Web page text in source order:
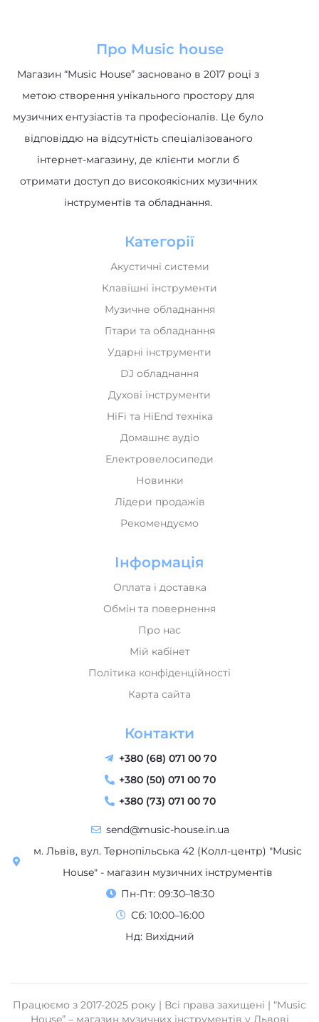
Про Music house
Магазин “Music House” засновано в 2017 році з
метою створення унікального простору для
музичних ентузіастів та професіоналів. Це було
відповіддю на відсутність спеціалізованого
інтернет-магазину, де клієнти могли б
отримати доступ до високоякісних музичних
інструментів та обладнання.
Категорії
Акустичні системи
Клавішні інструменти
Музичне обладнання
Гітари та обладнання
Ударні інструменти
DJ обладнання
Духові інструменти
HiFi та HiEnd техніка
Домашнє аудіо
Електровелосипеди
Новинки
Лідери продажів
Рекомендуємо
Інформація
Оплата і доставка
Обмін та повернення
Про нас
Мій кабінет
Політика конфіденційності
Карта сайта
Контакти
+380 (68) 071 00 70
+380 (50) 071 00 70
+380 (73) 071 00 70
send@music-house.in.ua
м. Львів, вул. Тернопільська 42 (Колл-центр) "Music
House" - магазин музичних інструментів
Пн-Пт: 09:30–18:30
Сб: 10:00–16:00
Нд: Вихідний
Працюємо з 2017-2025 року | Всі права захищені | “Music
House” – магазин музичних інструментів у Львові